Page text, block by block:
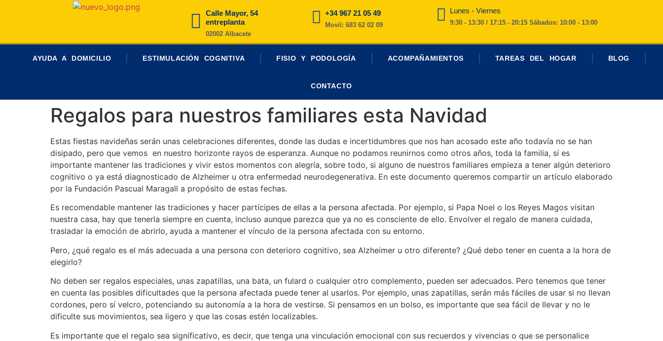
Calle Mayor, 54
entreplanta
02002 Albacete
+34 967 21 05 49
Movil: 683 62 02 09
Lunes - Viernes
9:30 - 13:30 / 17:15 - 20:15 Sábados: 10:00 - 13:00
AYUDA A DOMICILIO ESTIMULACIÓN COGNITIVA FISIO Y PODOLOGÍA ACOMPAÑAMIENTOS TAREAS DEL HOGAR BLOG
CONTACTO
Regalos para nuestros familiares esta Navidad
Estas fiestas navideñas serán unas celebraciones diferentes, donde las dudas e incertidumbres que nos han acosado este año todavía no se han
disipado, pero que vemos en nuestro horizonte rayos de esperanza. Aunque no podamos reunirnos como otros años, toda la familia, sí es
importante mantener las tradiciones y vivir estos momentos con alegría, sobre todo, si alguno de nuestros familiares empieza a tener algún deterioro
cognitivo o ya está diagnosticado de Alzheimer u otra enfermedad neurodegenerativa. En este documento queremos compartir un artículo elaborado
por la Fundación Pascual Maragall a propósito de estas fechas.
Es recomendable mantener las tradiciones y hacer partícipes de ellas a la persona afectada. Por ejemplo, si Papa Noel o los Reyes Magos visitan
nuestra casa, hay que tenerla siempre en cuenta, incluso aunque parezca que ya no es consciente de ello. Envolver el regalo de manera cuidada,
trasladar la emoción de abrirlo, ayuda a mantener el vínculo de la persona afectada con su entorno.
Pero, ¿qué regalo es el más adecuada a una persona con deterioro cognitivo, sea Alzheimer u otro diferente? ¿Qué debo tener en cuenta a la hora de
elegirlo?
No deben ser regalos especiales, unas zapatillas, una bata, un fulard o cualquier otro complemento, pueden ser adecuados. Pero tenemos que tener
en cuenta las posibles dificultades que la persona afectada puede tener al usarlos. Por ejemplo, unas zapatillas, serán más fáciles de usar si no llevan
cordones, pero sí velcro, potenciando su autonomía a la hora de vestirse. Si pensamos en un bolso, es importante que sea fácil de llevar y no le
dificulte sus movimientos, sea ligero y que las cosas estén localizables.
Es importante que el regalo sea significativo, es decir, que tenga una vinculación emocional con sus recuerdos y vivencias o que se personalice